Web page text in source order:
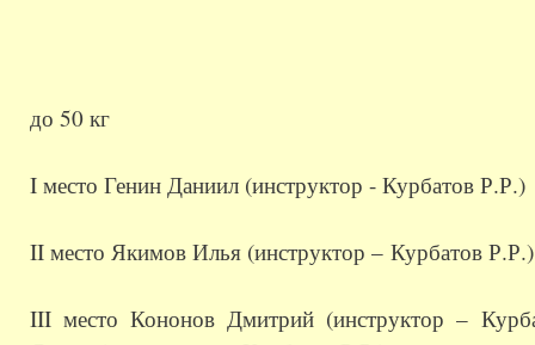
до 50 кг
I место Генин Даниил (инструктор - Курбатов Р.Р.)
II место Якимов Илья (инструктор – Курбатов Р.Р.)
III место Кононов Дмитрий (инструктор –